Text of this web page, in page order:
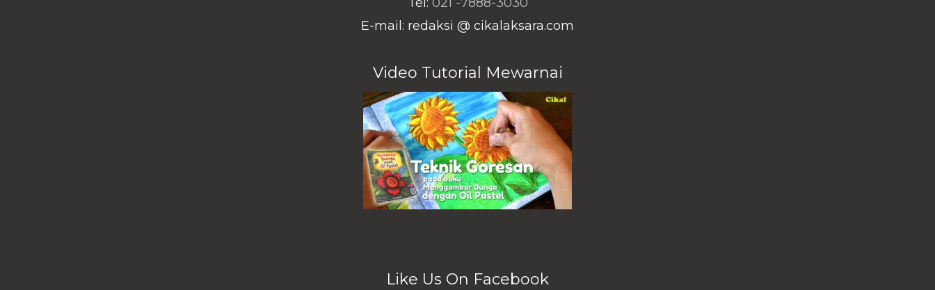
Tel: 021 -7888-3030
E-mail: redaksi @ cikalaksara.com
Video Tutorial Mewarnai
Like Us On Facebook